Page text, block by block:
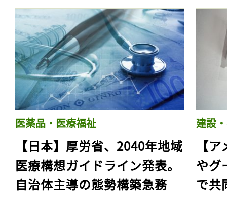
医薬品・医療福祉
【日本】厚労省、2040年地域
医療構想ガイドライン発表。
自治体主導の態勢構築急務
建設
【
やグ
で共